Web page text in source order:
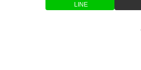
LINE